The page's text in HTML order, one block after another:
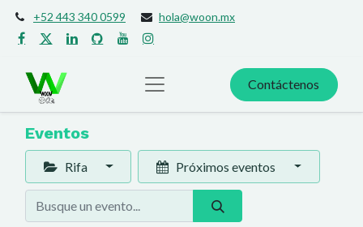
+52 443 340 0599 hola@woon.mx
Contáctenos
Eventos
Rifa Próximos eventos